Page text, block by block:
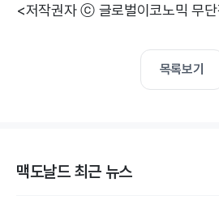
<저작권자 ⓒ 글로벌이코노믹 무
목록보기
맥도날드 최근 뉴스